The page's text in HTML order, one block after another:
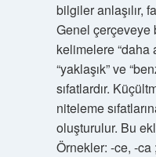
bilgiler anlaşılır,
Genel çerçeveye
kelimelere “daha
“yaklaşık” ve
sıfatlardır.
niteleme
oluşturulur. Bu
Örnekler: -ce, -ca